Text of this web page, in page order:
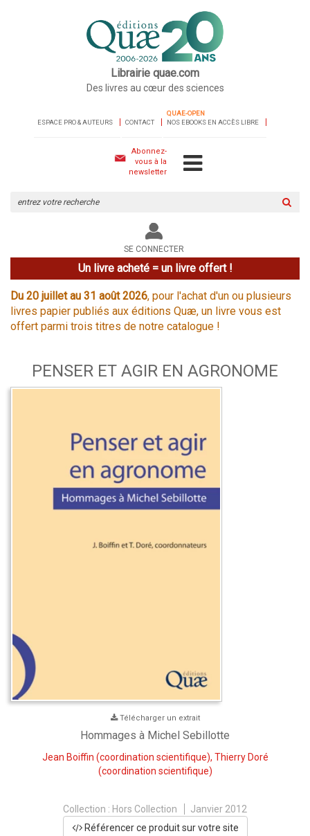
Librairie quae.com
Des livres au cœur des sciences
ESPACE PRO & AUTEURS CONTACT
QUAE-OPEN
NOS EBOOKS EN ACCÈS LIBRE
Abonnez-
vous à la
newsletter
le
site
SE CONNECTER
Un livre acheté = un livre offert !
Du 20 juillet au 31 août 2026, pour l'achat d'un ou plusieurs
livres papier publiés aux éditions Quæ, un livre vous est
offert parmi trois titres de notre catalogue !
PENSER ET AGIR EN AGRONOME
Télécharger un extrait
Hommages à Michel Sebillotte
Jean Boiffin (coordination scientifique), Thierry Doré
(coordination scientifique)
Collection : Hors Collection
Janvier 2012
Référencer ce produit sur votre site